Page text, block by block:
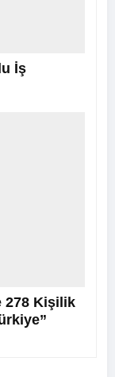
İş
278 Kişilik